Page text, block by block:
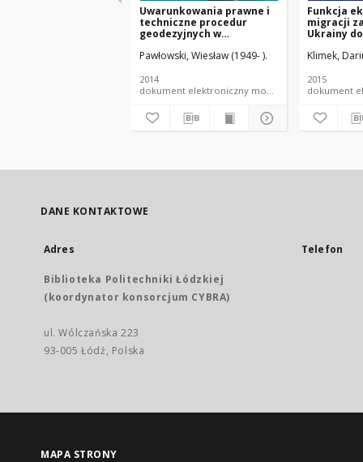
Uwarunkowania prawne i
techniczne procedur
geodezyjnych w
Pawłowski, Wiesław (1949- ).
2014
dokument elektroniczny monografia PŁ
Funkcja
migracji
Ukrainy
Klimek,
2015
DANE KONTAKTOWE
Adres
Biblioteka Politechniki Łódzkiej
(koordynator konsorcjum CYBRA)
ul. Wólczańska 223
93-005 Łódź, Polska
Telefon
MAPA STRONY